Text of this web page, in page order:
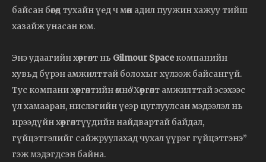
байсан бөгөөд тухайн үед ч мөн адил пуужин хажуу тийш
хазайж унасан юм.
Энэ удаагийн хөөргөлт нь Gilmour Spaceкомпанийн
хувьд бүрэн амжилттай болохыг хүлээж байсангүй.
Тус компани хөөргөлтийн өмнө “Хөөргөлт амжилттай эсэхээс
үл хамааран, нислэгийн үеэр цуглуулсан мэдээлэл нь
ирээдүйн хөөргөлтүүдийн найдвартай байдал,
гүйцэтгэлийг сайжруулахад чухал үүрэг гүйцэтгэнэ”
гэж мэдэгдсэн байна.